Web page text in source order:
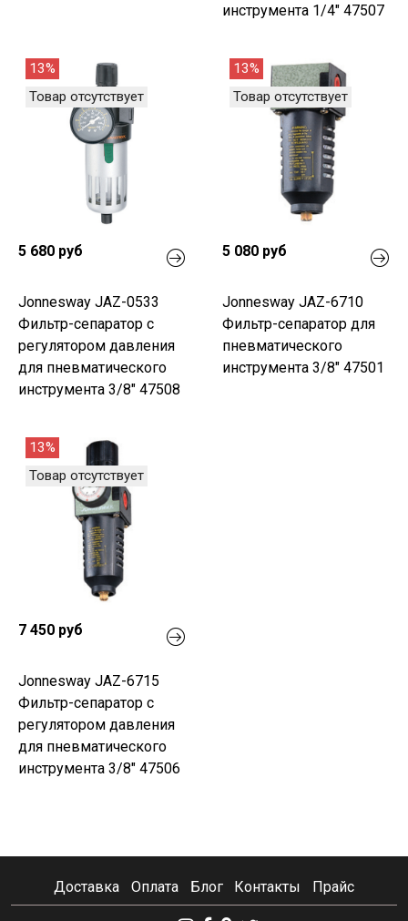
инструмента 1/4" 47507
13%
Товар отсутствует
5 680 руб
Jonnesway JAZ-0533
Фильтр-сепаратор с
регулятором давления
для пневматического
инструмента 3/8" 47508
13%
Товар отсутствует
5 080 руб
Jonnesway JAZ-6710
Фильтр-сепаратор для
пневматического
инструмента 3/8" 47501
13%
Товар отсутствует
7 450 руб
Jonnesway JAZ-6715
Фильтр-сепаратор с
регулятором давления
для пневматического
инструмента 3/8" 47506
Доставка Оплата Блог Контакты Прайс